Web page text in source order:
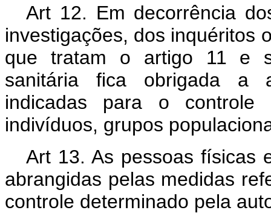
Art 12. Em decorrência
investigações, dos inquéritos
que tratam o artigo 11 e
sanitária fica obrigada a
indicadas para o
indivíduos, grupos
Art 13. As pessoas físicas
abrangidas pelas medidas
controle determinado pela